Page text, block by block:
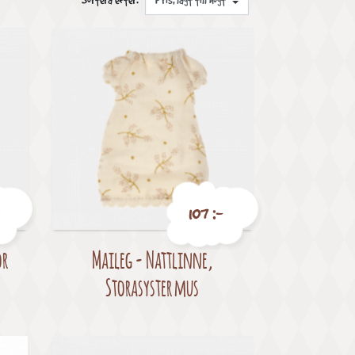
Pris
107 :-
Maileg - Nattlinne,
Storasyster mus